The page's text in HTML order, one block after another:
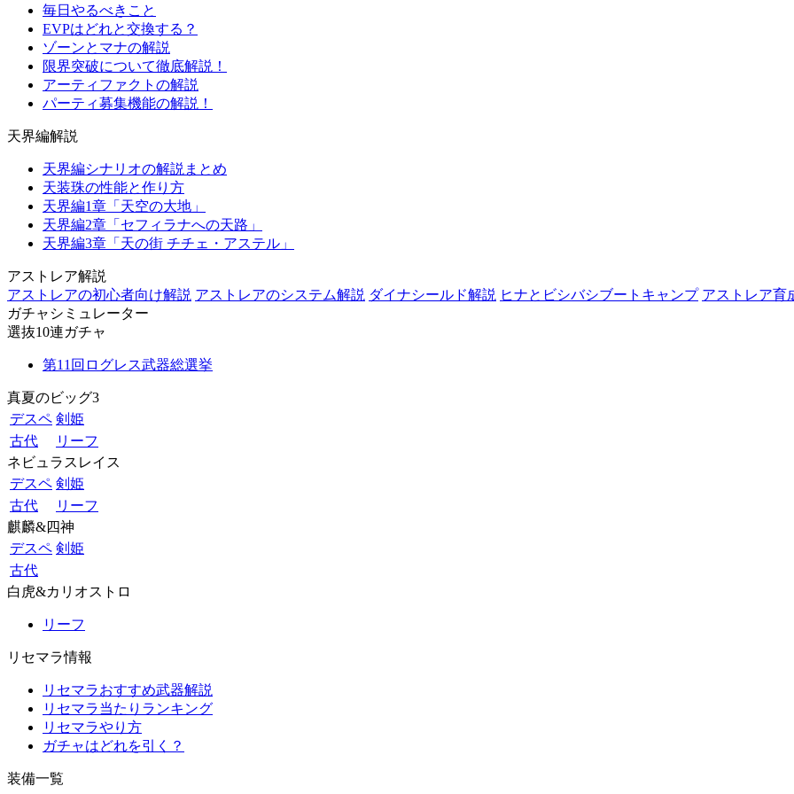
毎日やるべきこと
EVPはどれと交換する？
ゾーンとマナの解説
限界突破について徹底解説！
アーティファクトの解説
パーティ募集機能の解説！
天界編解説
天界編シナリオの解説まとめ
天装珠の性能と作り方
天界編1章「天空の大地」
天界編2章「セフィラナへの天路」
天界編3章「天の街 チチェ・アステル」
アストレア解説
アストレアの初心者向け解説 アストレアのシステム解説 ダイナシールド解説 ヒナとビシバシブートキャンプ アストレア育
ガチャシミュレーター
選抜10連ガチャ
第11回ログレス武器総選挙
真夏のビッグ3
デスペ 剣姫
古代
リーフ
ネビュラスレイス
デスペ 剣姫
古代
リーフ
麒麟&四神
デスペ 剣姫
古代
白虎&カリオストロ
リーフ
リセマラ情報
リセマラおすすめ武器解説
リセマラ当たりランキング
リセマラやり方
ガチャはどれを引く？
装備一覧